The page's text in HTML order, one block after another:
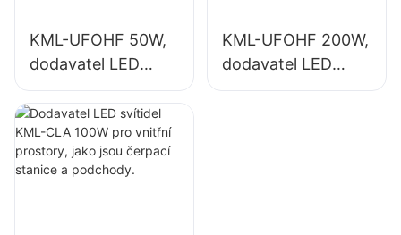
KML-UFOHF 50W,
dodavatel LED
svítidel do
vysokých hal pro
průmyslové
závody, sklady a
KML-UFOHF 200W,
dodavatel LED
svítidel pro vnitřní